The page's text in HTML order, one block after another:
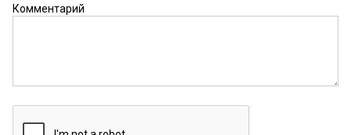
Комментарий